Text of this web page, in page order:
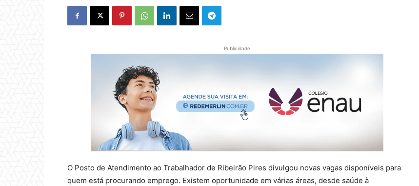
Publicidade
O Posto de Atendimento ao Trabalhador de Ribeirão Pires divulgou novas vagas disponíveis para
quem está procurando emprego. Existem oportunidade em várias áreas, desde saúde à